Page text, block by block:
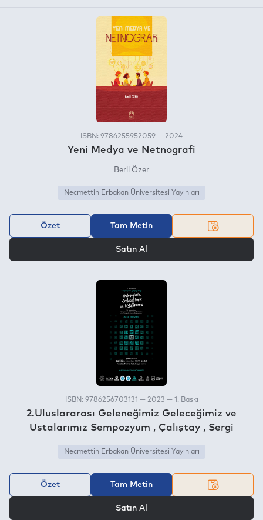
ISBN: 9786255952059 — 2024
Yeni Medya ve Netnografi
Beril Özer
Necmettin Erbakan Üniversitesi Yayınları
Özet Tam Metin
Satın Al
ISBN: 9786256703131 — 2023 — 1. Baskı
2.Uluslararası Geleneğimiz Geleceğimiz ve
Ustalarımız Sempozyum , Çalıştay , Sergi
Necmettin Erbakan Üniversitesi Yayınları
Özet Tam Metin
Satın Al